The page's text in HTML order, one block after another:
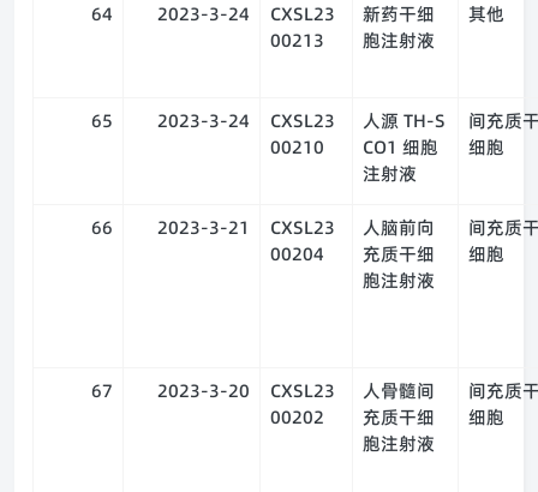
64 2023-3-24
CXSL23
00213
新药干细
胞注射液
其他
65 2023-3-24
CXSL23
00210
人源 TH-S
CO1 细胞
注射液
间充质
细胞
66 2023-3-21
CXSL23
00204
人脑前向
充质干细
胞注射液
间充质
细胞
67 2023-3-20
CXSL23
00202
人骨髓间
充质干细
胞注射液
间充质
细胞